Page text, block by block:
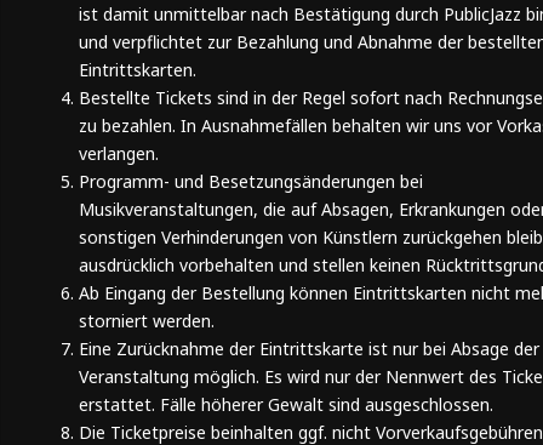
ist damit unmittelbar nach Bestätigung durch PublicJazz
und verpflichtet zur Bezahlung und Abnahme der
Eintrittskarten.
Bestellte Tickets sind in der Regel sofort nach
zu bezahlen. In Ausnahmefällen behalten wir uns vor
verlangen.
Programm- und Besetzungsänderungen bei
Musikveranstaltungen, die auf Absagen, Erkrankungen
sonstigen Verhinderungen von Künstlern zurückgehen
ausdrücklich vorbehalten und stellen keinen
Ab Eingang der Bestellung können Eintrittskarten nicht
storniert werden.
Eine Zurücknahme der Eintrittskarte ist nur bei Absage der
Veranstaltung möglich. Es wird nur der Nennwert des
erstattet. Fälle höherer Gewalt sind ausgeschlossen.
Die Ticketpreise beinhalten ggf. nicht Vorverkaufsgebühren